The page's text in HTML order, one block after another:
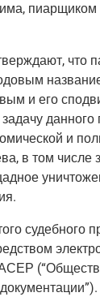
пиар­щи­ком
что
и его
и
в том чис­ле
судеб­но­го